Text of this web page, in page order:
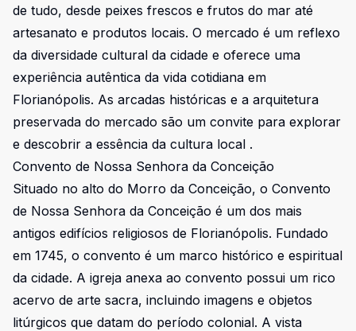
de tudo, desde peixes frescos e frutos do mar até
artesanato e produtos locais. O mercado é um reflexo
da diversidade cultural da cidade e oferece uma
experiência autêntica da vida cotidiana em
Florianópolis. As arcadas históricas e a arquitetura
preservada do mercado são um convite para explorar
e descobrir a essência da cultura local .
Convento de Nossa Senhora da Conceição
Situado no alto do Morro da Conceição, o Convento
de Nossa Senhora da Conceição é um dos mais
antigos edifícios religiosos de Florianópolis. Fundado
em 1745, o convento é um marco histórico e espiritual
da cidade. A igreja anexa ao convento possui um rico
acervo de arte sacra, incluindo imagens e objetos
litúrgicos que datam do período colonial. A vista